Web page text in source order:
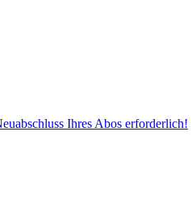
Ihres Abos erforderlich!